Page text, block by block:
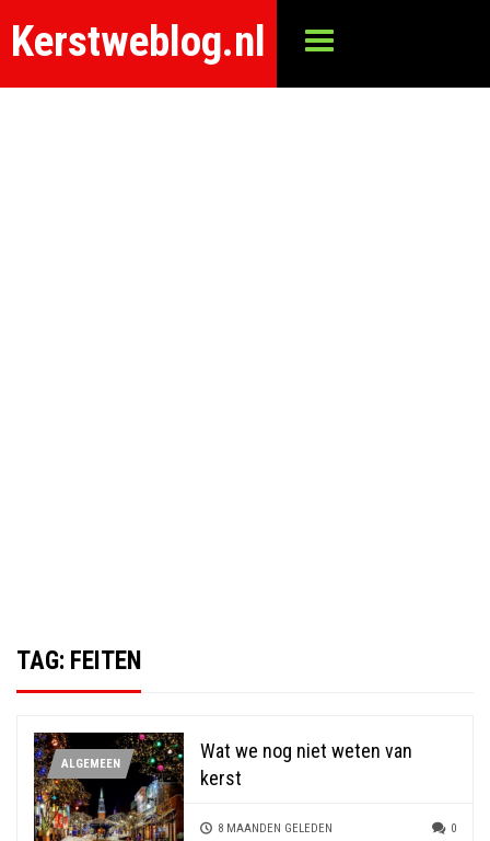
Kerstweblog.nl
TAG: FEITEN
ALGEMEEN
Wat we nog niet weten van
kerst
8 MAANDEN GELEDEN 0